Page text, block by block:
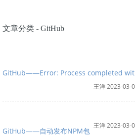
文章分类 - GitHub
GitHub——Error: Process completed
王洋 2023-03-
GitHub——自动发布NPM包
王洋 2023-03-